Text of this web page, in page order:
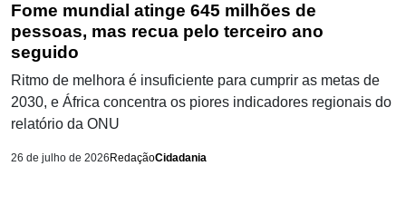
Fome mundial atinge 645 milhões de
pessoas, mas recua pelo terceiro ano
seguido
Ritmo de melhora é insuficiente para cumprir as metas de
2030, e África concentra os piores indicadores regionais do
relatório da ONU
26 de julho de 2026 RedaçãoCidadania